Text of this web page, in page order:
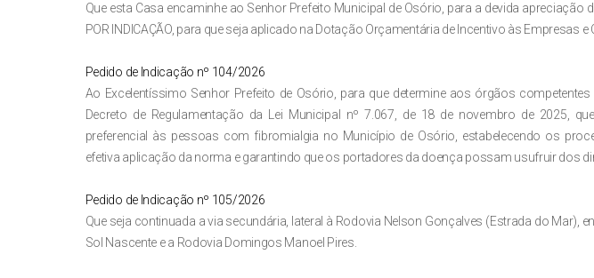
Que esta Casa encaminhe ao Senhor Prefeito Municipal de Osório, para a devida apreciação
POR INDICAÇÃO, para que seja aplicado na Dotação Orçamentária de Incentivo às Empresas e
Pedido de Indicação nº 104/2026
Ao Excelentíssimo Senhor Prefeito de Osório, para que determine aos órgãos
Decreto de Regulamentação da Lei Municipal nº 7.067, de 18 de novembro de 2025,
preferencial às pessoas com fibromialgia no Município de Osório, estabelecendo os
efetiva aplicação da norma e garantindo que os portadores da doença possam usufruir dos
Pedido de Indicação nº 105/2026
Que seja continuada a via secundária, lateral à Rodovia Nelson Gonçalves (Estrada do Mar),
Sol Nascente e a Rodovia Domingos Manoel Pires.